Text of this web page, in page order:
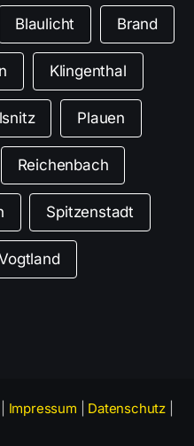
Blaulicht Brand
Klingenthal
Plauen
Reichenbach
Spitzenstadt
Impressum Datenschutz